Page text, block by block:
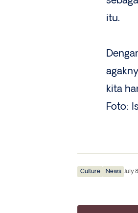
itu.
kita
Foto:
Culture News July